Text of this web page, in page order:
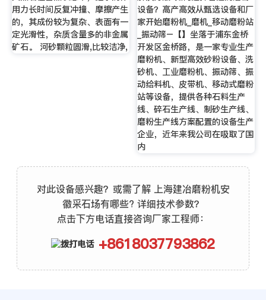
用力长时间反复冲撞、摩擦产生
的，其成份较为复杂、表面有一
定光滑性，杂质含量多的非金属
矿石。 河砂颗粒圆滑,比较洁净,
设备？高产高效从甄选设备和厂
家开始磨粉机_磨机_移动磨粉站
_振动筛–【】坐落于浦东金桥
开发区金桥路，是一家专业生产
磨粉机、新型高效砂粉设备、洗
砂机、工业磨粉机、振动筛、振
动给料机、皮带机、移动式磨粉
站等设备，提供各种石料生产
线、碎石生产线、制砂生产线、
磨粉生产线方案配置的设备生产
企业，近年来我公司在吸取了国
内
对此设备感兴趣？或需了解 上海建冶磨粉机安
徽采石场有哪些? 详细技术参数？
点击下方电话直接咨询厂家工程师：
+8618037793862